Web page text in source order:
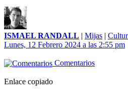
ISMAEL RANDALL | Mijas |
Lunes, 12 Febrero 2024 a las 2:55 pm
Comentarios
Enlace copiado